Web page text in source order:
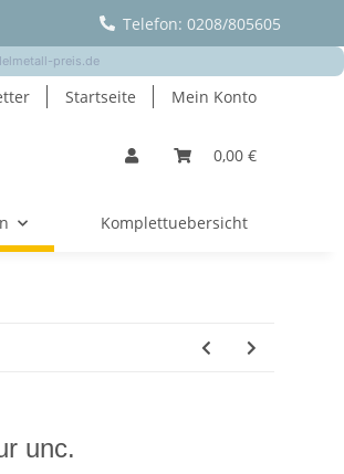
Telefon: 0208/805605
Startseite Mein Konto
0,00 €
Komplettuebersicht
unc.